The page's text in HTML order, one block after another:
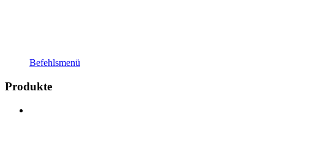
Befehlsmenü
Produkte